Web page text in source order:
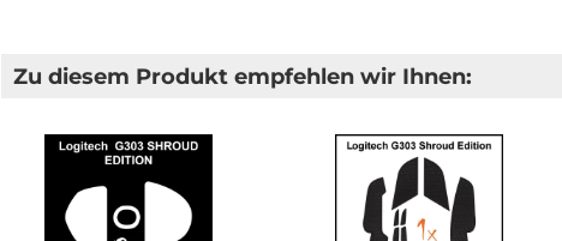
Zu diesem Produkt empfehlen wir Ihnen: